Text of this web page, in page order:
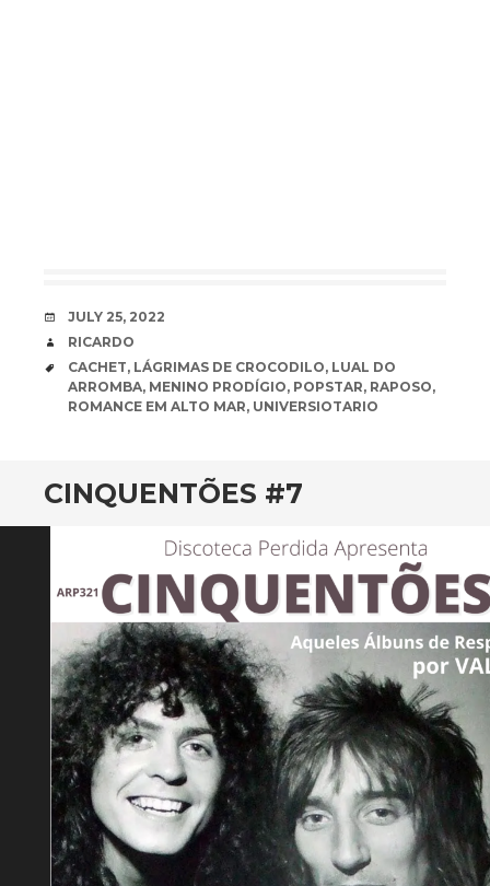
DATE
JULY 25, 2022
AUTHOR
RICARDO
TAGS
CACHET, LÁGRIMAS DE CROCODILO, LUAL DO
ARROMBA, MENINO PRODÍGIO, POPSTAR, RAPOSO,
ROMANCE EM ALTO MAR, UNIVERSIOTARIO
CINQUENTÕES #7